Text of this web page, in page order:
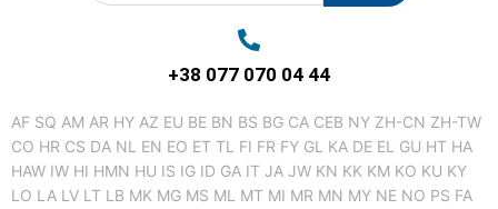
+38 077 070 04 44
AF SQ AM AR HY AZ EU BE BN BS BG CA CEB NY ZH-CN ZH-TW
CO HR CS DA NL EN EO ET TL FI FR FY GL KA DE EL GU HT HA
HAW IW HI HMN HU IS IG ID GA IT JA JW KN KK KM KO KU KY
LO LA LV LT LB MK MG MS ML MT MI MR MN MY NE NO PS FA